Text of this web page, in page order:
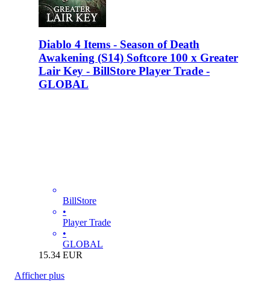
Diablo 4 Items - Season of Death
Awakening (S14) Softcore 100 x Greater
Lair Key - BillStore Player Trade -
GLOBAL
BillStore
•
Player Trade
•
GLOBAL
15.34 EUR
Afficher plus